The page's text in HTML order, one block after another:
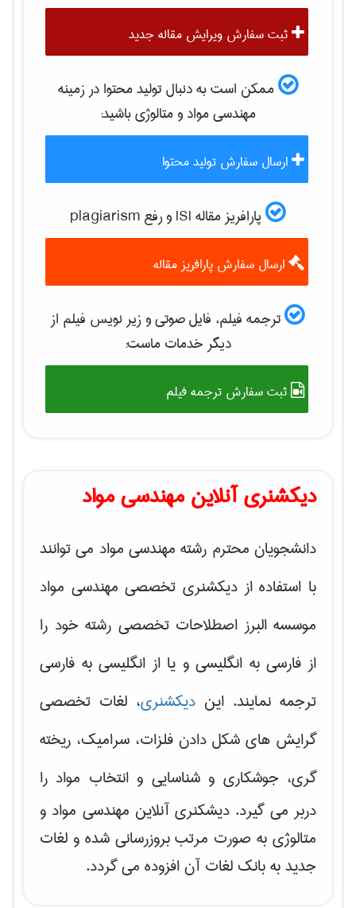
ثبت سفارش ویرایش مقاله جدید
ممکن است به دنبال تولید محتوا در زمینه
مهندسی مواد و متالوژیباشید:
ارسال سفارش تولید محتوا
پارافریز مقاله ISI و رفع plagiarism
ارسال سفارش پارافریز مقاله
ترجمه فیلم، فایل صوتی و زیر نویس فیلم از
دیگر خدمات ماست:
ثبت سفارش ترجمه فیلم
دیکشنری آنلاین مهندسی مواد
دانشجویان محترم رشته مهندسی مواد می توانند
با استفاده از دیکشنری تخصصی مهندسی مواد
موسسه البرز اصطلاحات تخصصی رشته خود را
از فارسی به انگلیسی و یا از انگلیسی به فارسی
ترجمه نمایند. این دیکشنری، لغات تخصصی
گرایش های شکل دادن فلزات، سرامیک، ریخته
گری، جوشکاری و شناسایی و انتخاب مواد را
دربر می گیرد. دیشکنری آنلاین مهندسی مواد و
متالوژی به صورت مرتب بروزرسانی شده و لغات
جدید به بانک لغات آن افزوده می گردد.